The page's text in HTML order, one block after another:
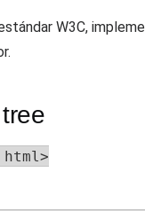
W3C,
html>